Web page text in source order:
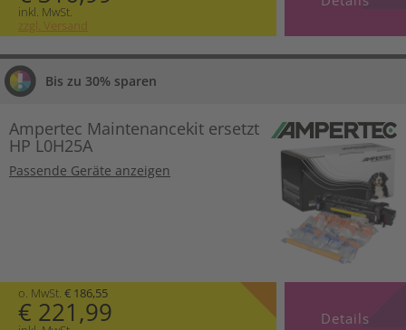
inkl. MwSt.
zzgl. Versand
Bis zu 30% sparen
Ampertec Maintenancekit ersetzt
HP L0H25A
Passende Geräte anzeigen
o. MwSt. € 186,55
€ 221,99 Details